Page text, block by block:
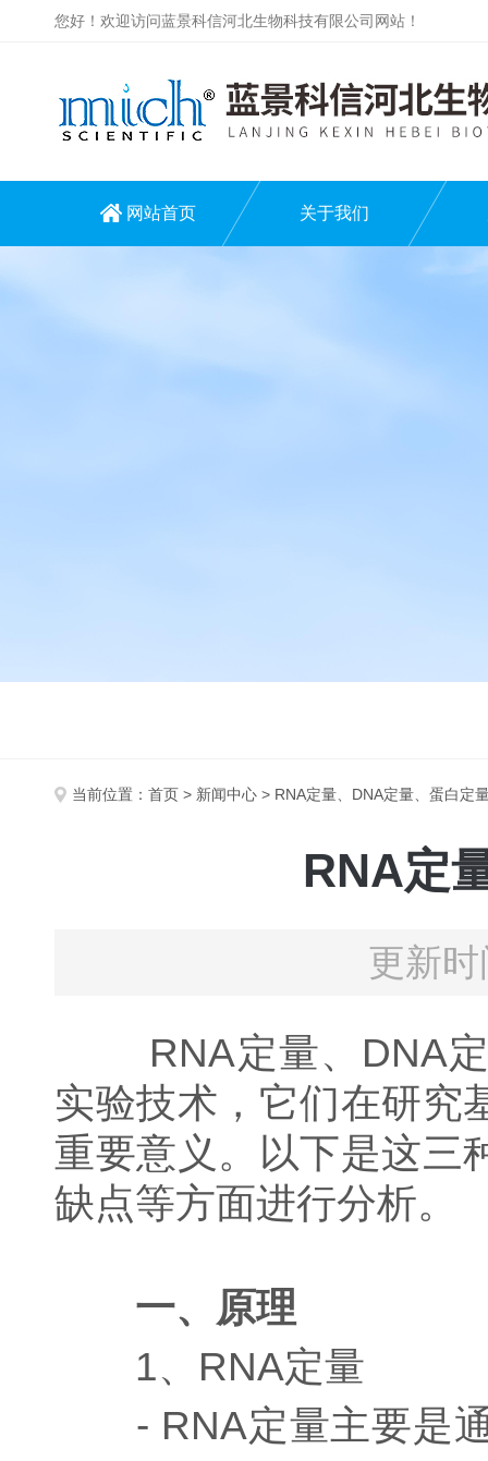
您好！欢迎访问蓝景科信河北生物科技有限公司网站！
网站首页 关于我们
当前位置： 首页 > 新闻中心 > RNA定量、DNA定量、蛋白定
RNA定
更新
RNA定量、DNA定
实验技术，它们在研究
重要意义。以下是这三
缺点等方面进行分析。
一、原理
1、RNA定量
- RNA定量主要是通